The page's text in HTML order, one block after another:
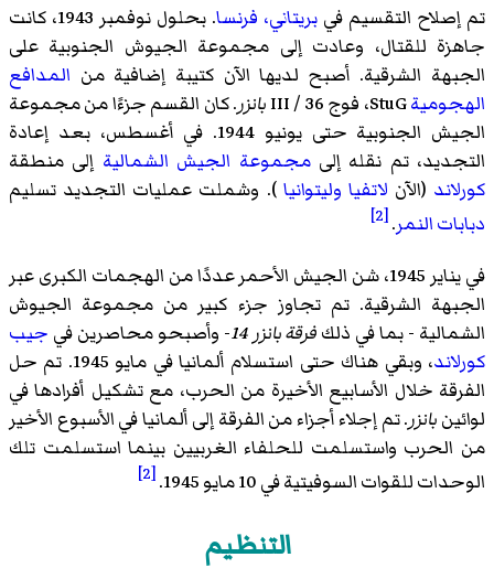
تم إصلاح التقسيم في بريتاني، فرنسا
. بحلول نوفمبر 1943، كانت
جاهزة للقتال، وعادت إلى مجموعة الجيوش الجنوبية على
الجبهة الشرقية. أصبح لديها الآن كتيبة إضافية من المدافع
الهجوميةStuG، فوج III / 36 بانزر. كان القسم جزءًا من مجموعة
الجيش الجنوبية حتى يونيو 1944. في أغسطس، بعد إعادة
التجديد، تم نقله إلىمجموعة الجيش الشمالية إلى منطقة
كورلاند (الآن لاتفيا وليتوانيا ). وشملت عمليات التجديد تسليم
دبابات النمر.
[2]
في يناير 1945، شن الجيش الأحمر عددًا من الهجمات الكبرى عبر
الجبهة الشرقية. تم تجاوز جزء كبير من مجموعة الجيوش
الشمالية - بما في ذلكفرقةبانزر 14 - وأصبحو محاصرين في جيب
كورلاند
، وبقي هناك حتى استسلام ألمانيا في مايو 1945. تم حل
الفرقة خلال الأسابيع الأخيرة من الحرب، مع تشكيل أفرادها في
لوائينبانزر. تم إجلاء أجزاء من الفرقة إلى ألمانيا في الأسبوع الأخير
من الحرب واستسلمت للحلفاء الغربيين بينما استسلمت تلك
الوحدات للقوات السوفيتية في 10 مايو 1945.
[2]
التنظيم